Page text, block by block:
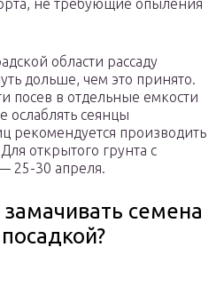
не требующие опыления
области рассаду
дольше, чем это принято.
посев в отдельные емкости
ослаблять сеянцы
рекомендуется производить
открытого грунта с
25-30 апреля.
семена